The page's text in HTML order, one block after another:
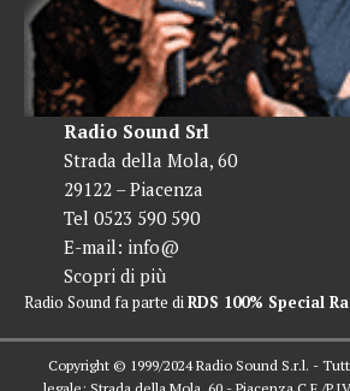
Radio Sound Srl
Strada della Mola, 60
29122 – Piacenza
Tel 0523 590 590
E-mail: info@
Scopri di più
Radio Sound fa parte diRDS 100% Special
Copyright © 1999/2024 Radio Sound S.r.l. -